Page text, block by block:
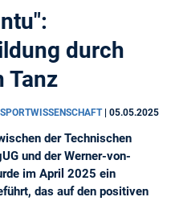
durch
Tanz
05.05.2025
der Technischen
und der Werner-von-
im April 2025 ein
das auf den positiven